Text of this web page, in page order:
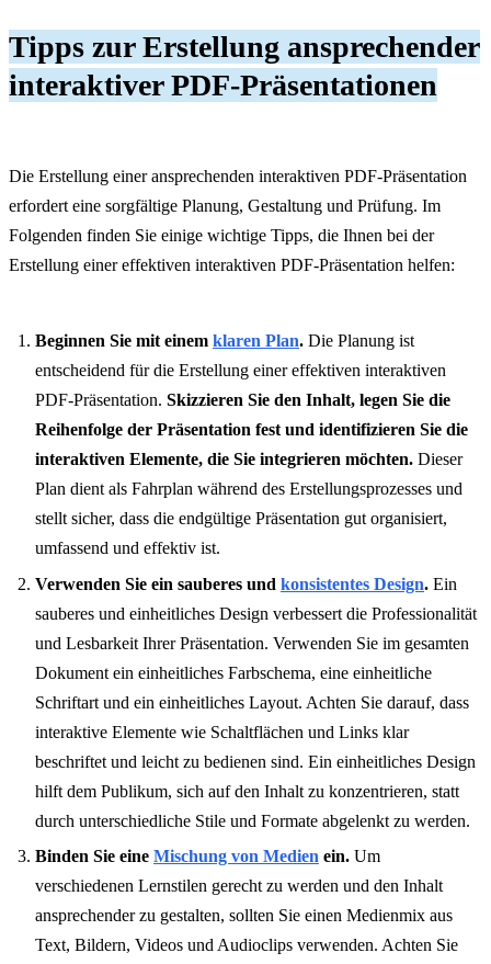
Tipps zur Erstellung ansprechender
interaktiver PDF-Präsentationen
Die Erstellung einer ansprechenden interaktiven PDF-Präsentation
erfordert eine sorgfältige Planung, Gestaltung und Prüfung. Im
Folgenden finden Sie einige wichtige Tipps, die Ihnen bei der
Erstellung einer effektiven interaktiven PDF-Präsentation helfen:
Beginnen Sie mit einem klaren Plan. Die Planung ist
entscheidend für die Erstellung einer effektiven interaktiven
PDF-Präsentation. Skizzieren Sie den Inhalt, legen Sie die
Reihenfolge der Präsentation fest und identifizieren Sie die
interaktiven Elemente, die Sie integrieren möchten. Dieser
Plan dient als Fahrplan während des Erstellungsprozesses und
stellt sicher, dass die endgültige Präsentation gut organisiert,
umfassend und effektiv ist.
Verwenden Sie ein sauberes und konsistentes Design. Ein
sauberes und einheitliches Design verbessert die Professionalität
und Lesbarkeit Ihrer Präsentation. Verwenden Sie im gesamten
Dokument ein einheitliches Farbschema, eine einheitliche
Schriftart und ein einheitliches Layout. Achten Sie darauf, dass
interaktive Elemente wie Schaltflächen und Links klar
beschriftet und leicht zu bedienen sind. Ein einheitliches Design
hilft dem Publikum, sich auf den Inhalt zu konzentrieren, statt
durch unterschiedliche Stile und Formate abgelenkt zu werden.
Binden Sie eine Mischung von Medien ein. Um
verschiedenen Lernstilen gerecht zu werden und den Inhalt
ansprechender zu gestalten, sollten Sie einen Medienmix aus
Text, Bildern, Videos und Audioclips verwenden. Achten Sie